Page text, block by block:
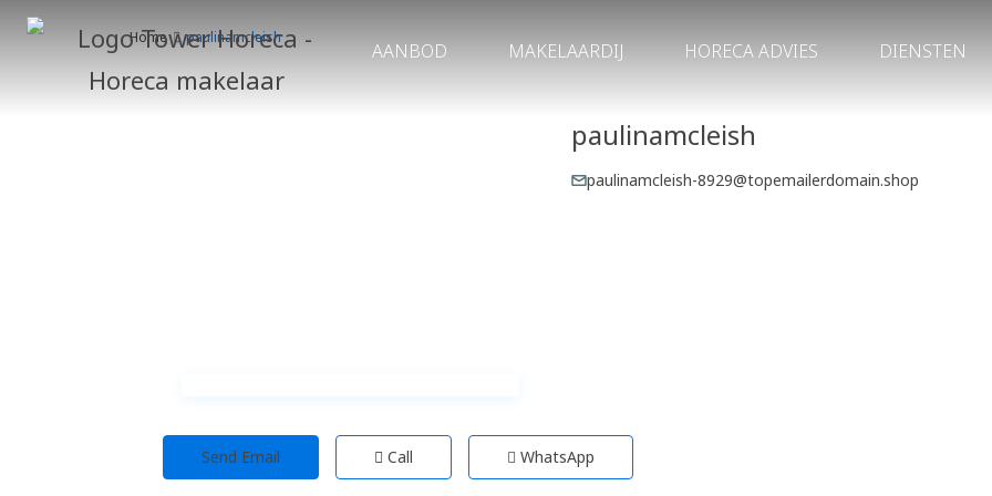
AANBOD MAKELAARDIJ HORECA ADVIES DIENSTEN
Home paulinamcleish
paulinamcleish
paulinamcleish-8929@topemailerdomain.shop
Send Email Call WhatsApp